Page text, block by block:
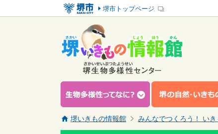
堺市トップページ
堺いきもの情報館 みんなでつくろう！ い